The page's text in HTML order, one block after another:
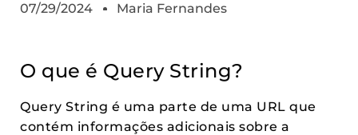
07/29/2024 Maria Fernandes
O que é Query String?
Query String é uma parte de uma URL que
contém informações adicionais sobre a